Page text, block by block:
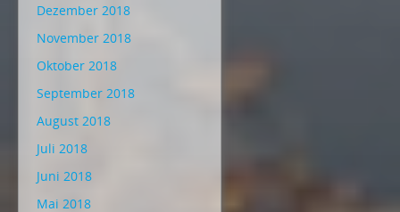
Dezember 2018
November 2018
Oktober 2018
September 2018
August 2018
Juli 2018
Juni 2018
Mai 2018